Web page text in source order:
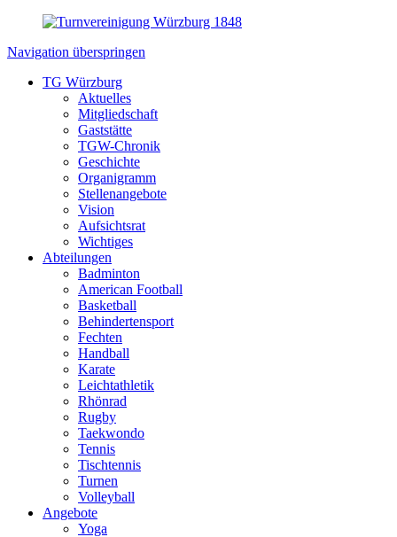
Navigation überspringen
TG Würzburg
Aktuelles
Mitgliedschaft
Gaststätte
TGW-Chronik
Geschichte
Organigramm
Stellenangebote
Vision
Aufsichtsrat
Wichtiges
Abteilungen
Badminton
American Football
Basketball
Behindertensport
Fechten
Handball
Karate
Leichtathletik
Rhönrad
Rugby
Taekwondo
Tennis
Tischtennis
Turnen
Volleyball
Angebote
Yoga